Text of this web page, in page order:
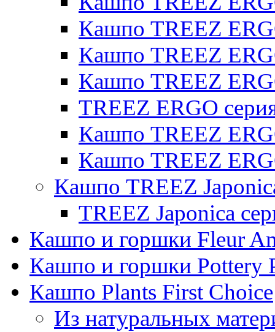
Кашпо TREEZ
Кашпо TREEZ
Кашпо TREEZ
TREEZ ERGO
Кашпо TREEZ
Кашпо TREEZ
Кашпо TREEZ
TREEZ Japonica
Кашпо и горшки Fleur
Кашпо и горшки Pottery
Кашпо Plants First Choice
Из натуральных